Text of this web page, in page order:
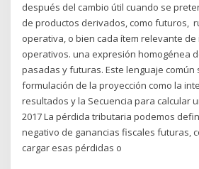
después del cambio útil cuando se
de productos derivados, como futuros,
operativa, o bien cada ítem relevante de
operativos. una expresión homogénea
pasadas y futuras. Este lenguaje común
formulación de la proyección como la
resultados y la Secuencia para calcular
2017 La pérdida tributaria podemos
negativo de ganancias fiscales futuras,
cargar esas pérdidas o